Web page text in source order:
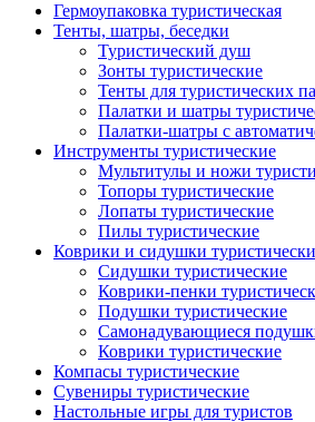
Гермоупаковка туристическая
Тенты, шатры, беседки
Туристический душ
Зонты туристические
Тенты для туристических
Палатки и шатры
Палатки-шатры с
Инструменты туристические
Мультитулы и ножи
Топоры туристические
Лопаты туристические
Пилы туристические
Коврики и сидушки
Сидушки туристические
Коврики-пенки
Подушки туристические
Самонадувающиеся
Коврики туристические
Компасы туристические
Сувениры туристические
Настольные игры для туристов